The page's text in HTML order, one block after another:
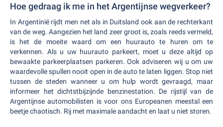
Hoe gedraag ik me in het Argentijnse wegverkeer?
In Argentinië rijdt men net als in Duitsland ook aan de rechterkant
van de weg. Aangezien het land zeer groot is, zoals reeds vermeld,
is het de moeite waard om een huurauto te huren om te
verkennen. Als u uw huurauto parkeert, moet u deze altijd op
bewaakte parkeerplaatsen parkeren. Ook adviseren wij u om uw
waardevolle spullen nooit open in de auto te laten liggen. Stop niet
tussen de steden wanneer u om hulp wordt gevraagd, maar
informeer het dichtstbijzijnde benzinestation. De rijstijl van de
Argentijnse automobilisten is voor ons Europeanen meestal een
beetje chaotisch. Rij met maximale aandacht en laat u niet storen.